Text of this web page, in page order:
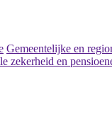
Gemeentelijke en
zekerheid en